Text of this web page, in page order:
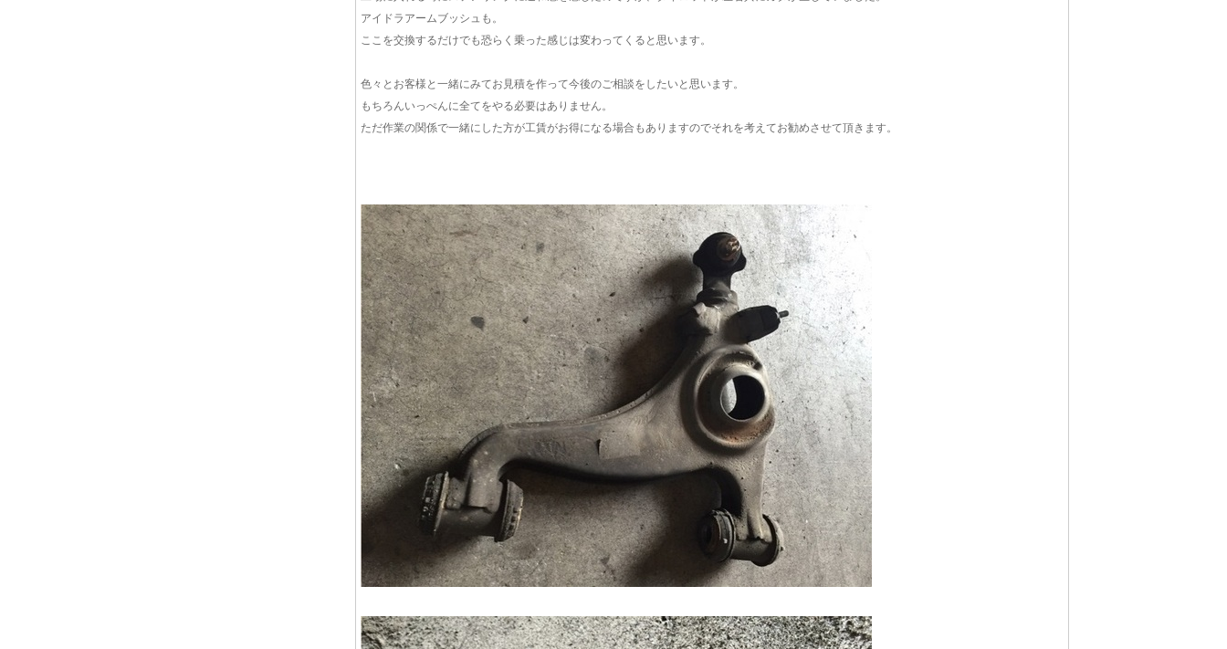
アイドラアームブッシュも。
ここを交換するだけでも恐らく乗った感じは変わってくると思います。
色々とお客様と一緒にみてお見積を作って今後のご相談をしたいと思います。
もちろんいっぺんに全てをやる必要はありません。
ただ作業の関係で一緒にした方が工賃がお得になる場合もありますのでそれを考えてお勧めさせて頂きます。